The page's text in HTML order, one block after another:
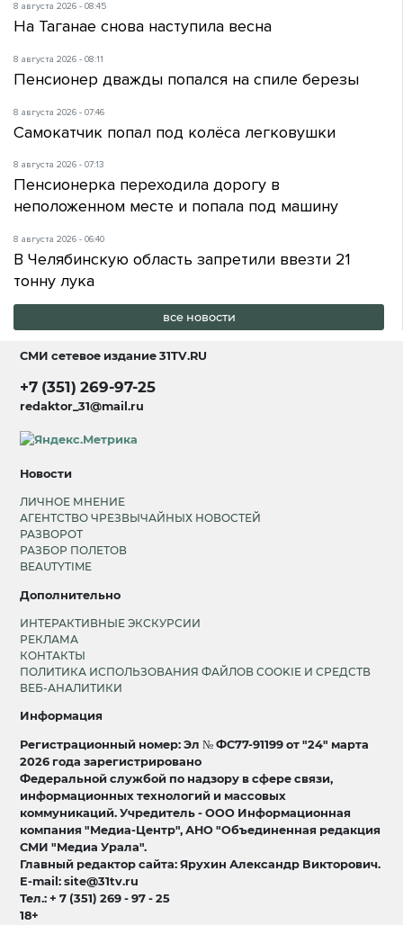
8 августа 2026 - 08:45
На Таганае снова наступила весна
8 августа 2026 - 08:11
Пенсионер дважды попался на спиле березы
8 августа 2026 - 07:46
Самокатчик попал под колёса легковушки
8 августа 2026 - 07:13
Пенсионерка переходила дорогу в
неположенном месте и попала под машину
8 августа 2026 - 06:40
В Челябинскую область запретили ввезти 21
тонну лука
все новости
СМИ сетевое издание31TV.RU
+7 (351) 269-97-25
redaktor_31@mail.ru
Новости
ЛИЧНОЕ МНЕНИЕ
АГЕНТСТВО ЧРЕЗВЫЧАЙНЫХ НОВОСТЕЙ
РАЗВОРОТ
РАЗБОР ПОЛЕТОВ
BEAUTYTIME
Дополнительно
ИНТЕРАКТИВНЫЕ ЭКСКУРСИИ
РЕКЛАМА
КОНТАКТЫ
ПОЛИТИКА ИСПОЛЬЗОВАНИЯ ФАЙЛОВ COOKIE И СРЕДСТВ
ВЕБ-АНАЛИТИКИ
Информация
Регистрационный номер: Эл № ФС77-91199 от "24" марта
2026 года зарегистрировано
Федеральной службой по надзору в сфере связи,
информационных технологий и массовых
коммуникаций. Учредитель - ООО Информационная
компания "Медиа-Центр", АНО "Объединенная редакция
СМИ "Медиа Урала".
Главный редактор сайта: Ярухин Александр Викторович.
E-mail: site@31tv.ru
Тел.: + 7 (351) 269 - 97 - 25
18+